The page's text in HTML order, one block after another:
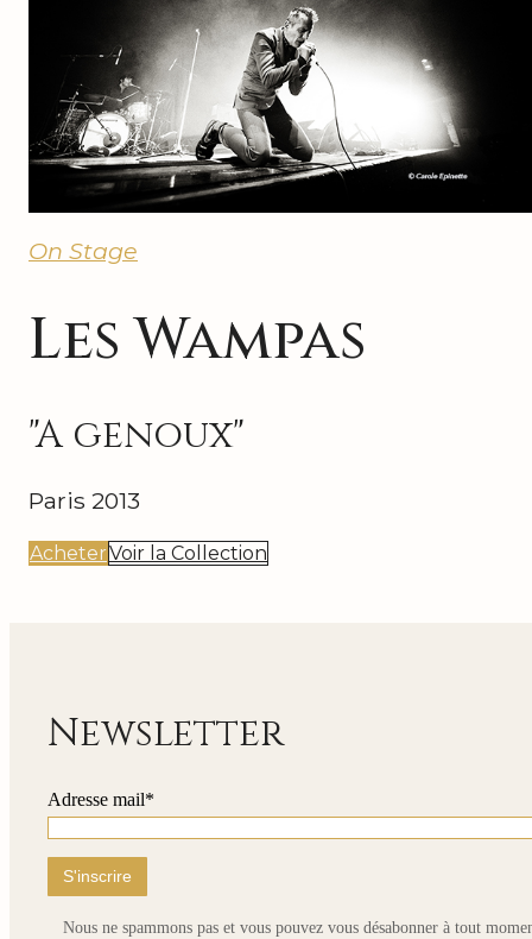
On Stage
Les Wampas
"A genoux"
Paris 2013
AcheterVoir la Collection
Newsletter
Adresse mail*
Nous ne spammons pas et vous pouvez vous désabonner à tout